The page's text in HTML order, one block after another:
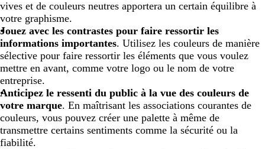
vives et de couleurs neutres apportera un certain équilibre à
votre graphisme.
Jouez avec les contrastes pour faire ressortir les
informations importantes. Utilisez les couleurs de manière
sélective pour faire ressortir les éléments que vous voulez
mettre en avant, comme votre logo ou le nom de votre
entreprise.
Anticipez le ressenti du public à la vue des couleurs de
votre marque. En maîtrisant les associations courantes de
couleurs, vous pouvez créer une palette à même de
transmettre certains sentiments comme la sécurité ou la
fiabilité.